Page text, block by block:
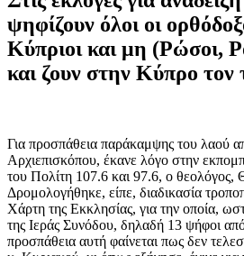
ψηφίζουν όλοι οι
Κύπριοι και μη (Ρώσοι,
και ζουν στην Κύπρο τον
Για προσπάθεια παράκαμψης του λαού
Αρχιεπισκόπου, έκανε λόγο στην
του Πολίτη 107.6 και 97.6, ο
Δρομολογήθηκε, είπε, διαδικασία
Χάρτη της Εκκλησίας, για την οποία,
της Ιεράς Συνόδου, δηλαδή 13 ψήφοι
προσπάθεια αυτή φαίνεται πως δεν